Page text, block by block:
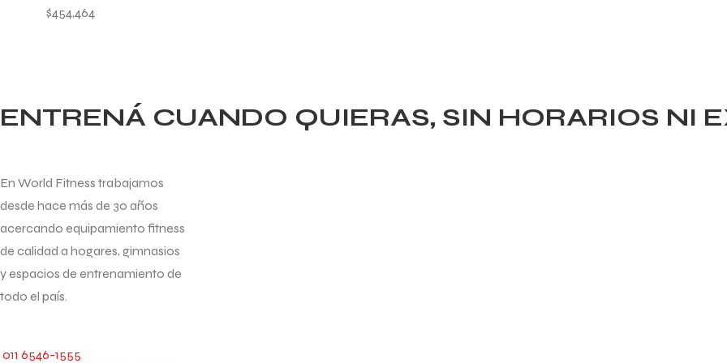
$454,464
ENTRENÁ CUANDO QUIERAS, SIN HORARIOS NI
En World Fitness trabajamos
desde hace más de 30 años
acercando equipamiento fitness
de calidad a hogares, gimnasios
y espacios de entrenamiento de
todo el país.
011 6546-1555